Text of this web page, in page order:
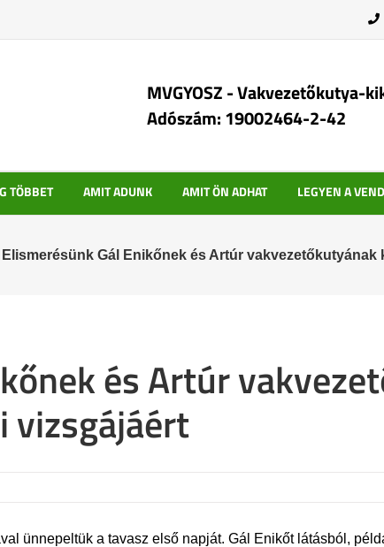
MVGYOSZ - Vakvezetőkutya-
Adószám: 19002464-2-42
TÖBBET AMIT ADUNK AMIT ÖN ADHAT LEGYEN A
Elismerésünk Gál Enikőnek és Artúr
és Artúr
vizsgájáért
ünnepeltük a tavasz első napját. Gál Enikőt látásból,